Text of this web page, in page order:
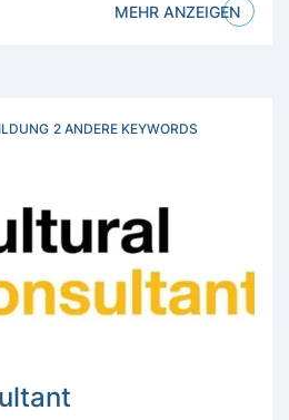
MEHR ANZEIGEN
2 ANDERE KEYWORDS